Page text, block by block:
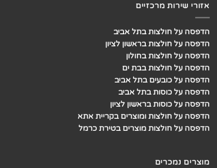
אזורי שירות מרכזיים
הדפסה על חולצות בתל אביב
הדפסה על חולצות בראשון לציון
הדפסה על חולצות בחולון
הדפסה על חולצות בבת ים
הדפסה על כובעים בתל אביב
הדפסה על כוסות בתל אביב
הדפסה על כוסות בראשון לציון
הדפסה על חולצות ומוצרים בקריית אתא
הדפסה על חולצות מוצרים בטירת כרמל
מוצרים נמכרים